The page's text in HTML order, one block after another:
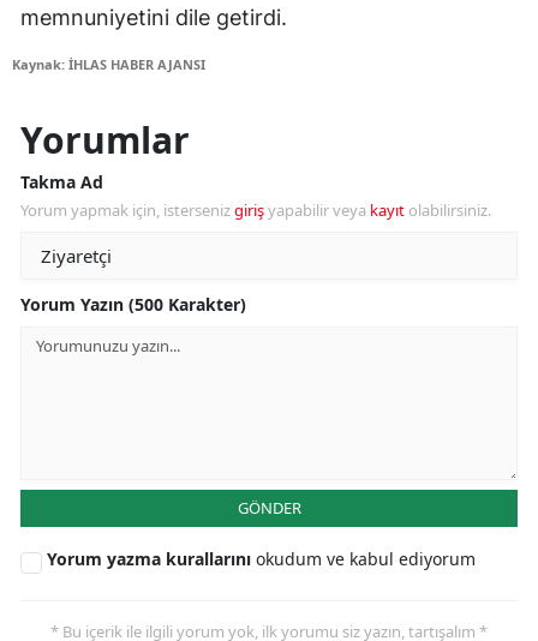
memnuniyetini dile getirdi.
Kaynak: İHLAS HABER AJANSI
Yorumlar
Takma Ad
Yorum yapmak için, istersenizgirişyapabilir veya kayıt olabilirsiniz.
Yorum Yazın (500 Karakter)
GÖNDER
Yorum yazma kurallarını okudum ve kabul ediyorum
* Bu içerik ile ilgili yorum yok, ilk yorumu siz yazın, tartışalım *